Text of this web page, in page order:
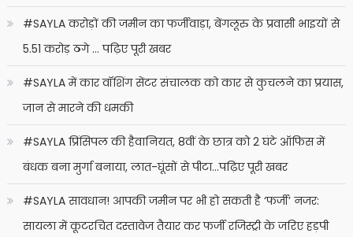
#SAYLA करोड़ों की जमीन का फर्जीवाड़ा, बेंगलूरु के प्रवासी भाइयों से
5.51 करोड़ ठगे … पढ़िए पूरी खबर
#SAYLA में कार वॉशिंग सेंटर संचालक को कार से कुचलने का प्रयास,
जान से मारने की धमकी
#SAYLA प्रिंसिपल की हैवानियत, 8वीं के छात्र को 2 घंटे ऑफिस में
बंधक बना मुर्गा बनाया, लात-घूंसों से पीटा…पढ़िए पूरी खबर
#SAYLA सावधान! आपकी जमीन पर भी हो सकती है ‘फर्जी’ नजर:
सायला में कूटरचित दस्तावेज तैयार कर फर्जी रजिस्ट्री के जरिए हड़पी